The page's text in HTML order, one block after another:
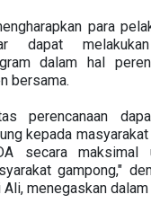
para
dapat melakukan
dalam hal
bersama.
perencanaan
kepada
secara maksimal
gampong,"
menegaskan dalam